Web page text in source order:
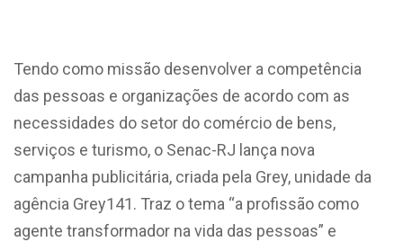
Tendo como missão desenvolver a competência
das pessoas e organizações de acordo com as
necessidades do setor do comércio de bens,
serviços e turismo, o Senac-RJ lança nova
campanha publicitária, criada pela Grey, unidade da
agência Grey141. Traz o tema “a profissão como
agente transformador na vida das pessoas” e